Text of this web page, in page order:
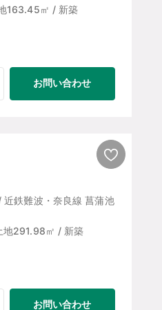
163.45㎡ / 新築
お問い合わせ
鉄難波・奈良線 菖蒲池
291.98㎡ / 新築
お問い合わせ